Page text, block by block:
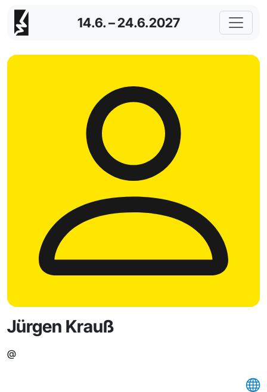
14.6. – 24.6.2027
Jürgen Krauß
@